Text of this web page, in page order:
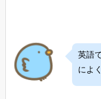
英語
によ